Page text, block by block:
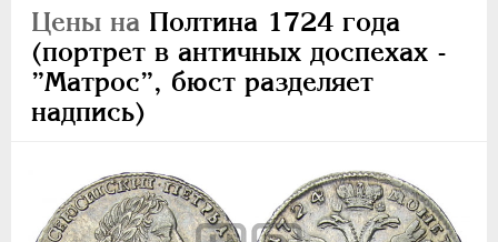
Цены на Полтина 1724 года
(портрет в античных доспехах -
”Матрос”, бюст разделяет
надпись)
Серебро
1 рубль
Полтина
Полуполтинник
Гривна
10 денег